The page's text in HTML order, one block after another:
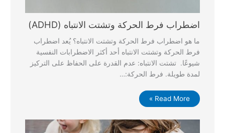
اضطراب فرط الحركة وتشتت الانتباه (ADHD)
ما هو اضطراب فرط الحركة وتشتت الانتباه؟ يُعد اضطراب
فرط الحركة وتشتت الانتباه أحد أكثر الاضطرابات النفسية
شيوعًا. تشتت الانتباه: عدم القدرة على الحفاظ على التركيز
لمدة طويلة. فرط الحركة:…
Read More »